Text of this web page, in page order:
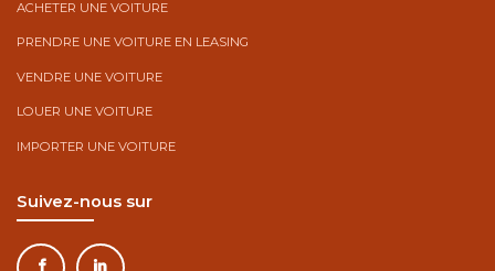
ACHETER UNE VOITURE
PRENDRE UNE VOITURE EN LEASING
VENDRE UNE VOITURE
LOUER UNE VOITURE
IMPORTER UNE VOITURE
Suivez-nous sur